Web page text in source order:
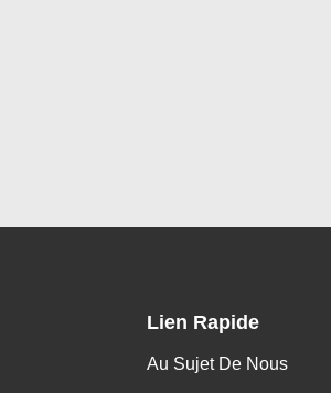
Lien Rapide
Au Sujet De Nous